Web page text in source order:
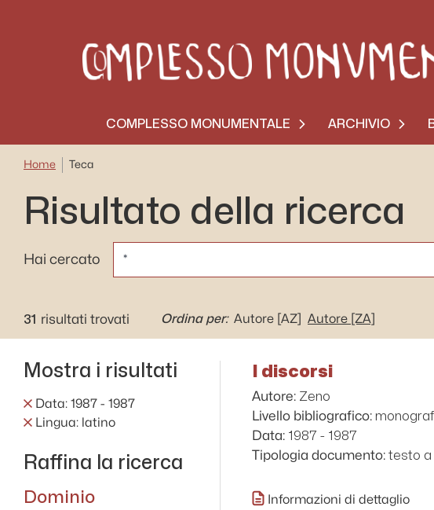
COMPLESSO MONUMENTALE ARCHIVIO
Home Teca
Risultato della ricerca
Hai cercato
31 risultati trovati Ordina per: Autore [AZ] Autore [ZA]
Mostra i risultati
Data: 1987 - 1987
Lingua: latino
Raffina la ricerca
Dominio
I discorsi
Autore: Zeno
Livello bibliografico:
Data: 1987 - 1987
Tipologia documento: testo
Informazioni di dettaglio